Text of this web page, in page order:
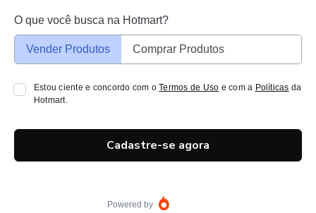
O que você busca na Hotmart?
Vender Produtos Comprar Produtos
Estou ciente e concordo com oTermos de Uso e com a Políticas da
Hotmart.
Cadastre-se agora
Powered by